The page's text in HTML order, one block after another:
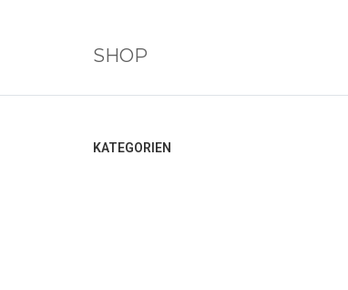
SHOP
KATEGORIEN